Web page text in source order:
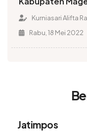
Pergerakan
Kurniasari Alifta
Rabu, 18 Mei 2022
Jatimpos